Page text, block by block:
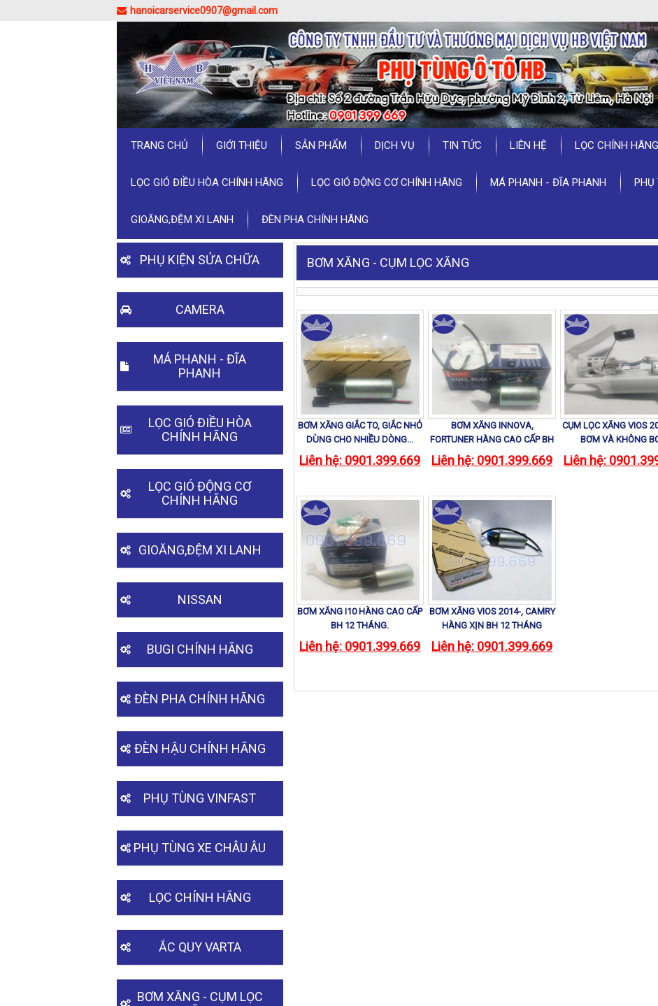
hanoicarservice0907@gmail.com
TRANG CHỦ GIỚI THIỆU SẢN PHẨM DỊCH VỤ TIN TỨC LIÊN HỆ LỌC CHÍNH HÃNG
LỌC GIÓ ĐIỀU HÒA CHÍNH HÃNG LỌC GIÓ ĐỘNG CƠ CHÍNH HÃNG MÁ PHANH - ĐĨA PHANH PHỤ
GIOĂNG,ĐỆM XI LANH ĐÈN PHA CHÍNH HÃNG
PHỤ KIỆN SỬA CHỮA
CAMERA
MÁ PHANH - ĐĨA
PHANH
LỌC GIÓ ĐIỀU HÒA
CHÍNH HÃNG
LỌC GIÓ ĐỘNG CƠ
CHÍNH HÃNG
GIOĂNG,ĐỆM XI LANH
NISSAN
BUGI CHÍNH HÃNG
ĐÈN PHA CHÍNH HÃNG
ĐÈN HẬU CHÍNH HÃNG
PHỤ TÙNG VINFAST
PHỤ TÙNG XE CHÂU ÂU
LỌC CHÍNH HÃNG
ẮC QUY VARTA
BƠM XĂNG - CỤM LỌC
BƠM XĂNG - CỤM LỌC XĂNG
BƠM XĂNG GIẮC TO, GIẮC NHỎ
DÙNG CHO NHIỀU DÒNG...
Liên hệ: 0901.399.669
BƠM XĂNG INNOVA,
FORTUNER HÀNG CAO CẤP BH
12...
Liên hệ: 0901.399.669
CỤM LỌC XĂNG VIOS
BƠM VÀ KHÔNG
Liên hệ:
BƠM XĂNG I10 HÀNG CAO CẤP
BH 12 THÁNG.
Liên hệ: 0901.399.669
BƠM XĂNG VIOS 2014-, CAMRY
HÀNG XỊN BH 12 THÁNG
Liên hệ: 0901.399.669